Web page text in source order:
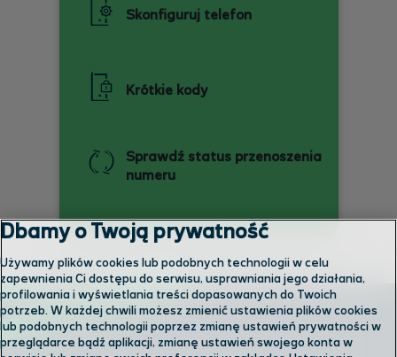
Skonfiguruj telefon
Krótkie kody
Sprawdź status przenoszenia
numeru
Dbamy o Twoją prywatność
Używamy plików cookies lub podobnych technologii w celu
zapewnienia Ci dostępu do serwisu, usprawniania jego działania,
profilowania i wyświetlania treści dopasowanych do Twoich
potrzeb. W każdej chwili możesz zmienić ustawienia plików cookies
lub podobnych technologii poprzez zmianę ustawień prywatności w
przeglądarce bądź aplikacji, zmianę ustawień swojego konta w